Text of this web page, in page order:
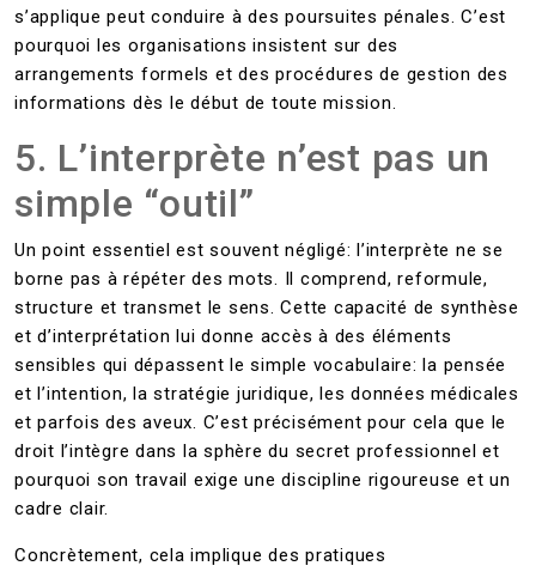
s’applique peut conduire à des poursuites pénales. C’est
pourquoi les organisations insistent sur des
arrangements formels et des procédures de gestion des
informations dès le début de toute mission.
5. L’interprète n’est pas un
simple “outil”
Un point essentiel est souvent négligé: l’interprète ne se
borne pas à répéter des mots. Il comprend, reformule,
structure et transmet le sens. Cette capacité de synthèse
et d’interprétation lui donne accès à des éléments
sensibles qui dépassent le simple vocabulaire: la pensée
et l’intention, la stratégie juridique, les données médicales
et parfois des aveux. C’est précisément pour cela que le
droit l’intègre dans la sphère du secret professionnel et
pourquoi son travail exige une discipline rigoureuse et un
cadre clair.
Concrètement, cela implique des pratiques